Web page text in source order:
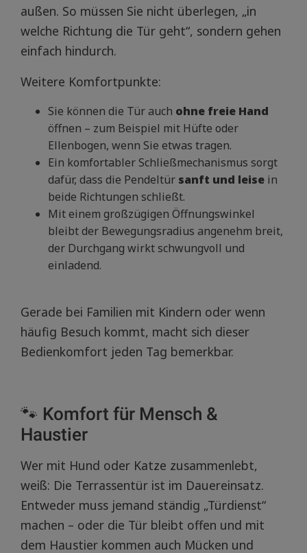
außen. So müssen Sie nicht überlegen, „in
welche Richtung die Tür geht“, sondern gehen
einfach hindurch.
Weitere Komfortpunkte:
Sie können die Tür auch ohne freie Hand
öffnen – zum Beispiel mit Hüfte oder
Ellenbogen, wenn Sie etwas tragen.
Ein komfortabler Schließmechanismus sorgt
dafür, dass die Pendeltür sanft und leise in
beide Richtungen schließt.
Mit einem großzügigen Öffnungswinkel
bleibt der Bewegungsradius angenehm breit,
der Durchgang wirkt schwungvoll und
einladend.
Gerade bei Familien mit Kindern oder wenn
häufig Besuch kommt, macht sich dieser
Bedienkomfort jeden Tag bemerkbar.
🐾 Komfort für Mensch &
Haustier
Wer mit Hund oder Katze zusammenlebt,
weiß: Die Terrassentür ist im Dauereinsatz.
Entweder muss jemand ständig „Türdienst“
machen – oder die Tür bleibt offen und mit
dem Haustier kommen auch Mücken und